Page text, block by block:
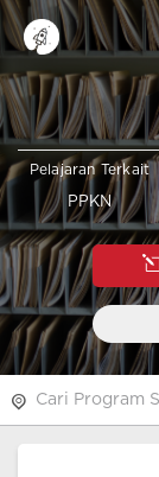
Pelajaran Terkait
PPKN
Cari Program